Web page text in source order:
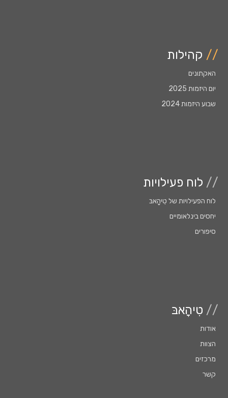
// קהילות
האקתונים
יום היזמות 2025
שבוע היזמות 2024
// לוח פעילויות
לוח הפעילויות של טִִיהָָאבּ
יחסים בינלאומיים
סיפורים
// טִיהָאבּ
אודות
הצוות
מרכזים
קשר